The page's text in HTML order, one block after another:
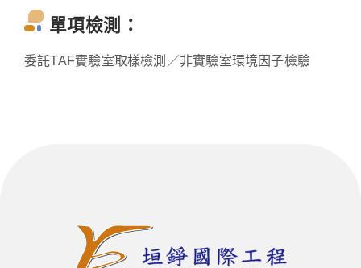
單項檢測：
委託TAF實驗室取樣檢測／非實驗室環境因子檢驗